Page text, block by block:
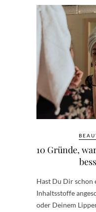
10 Gründe,
Hast Du Dir schon
Inhaltsstoffe
oder Deinem